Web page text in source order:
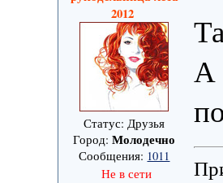
2012
Статус: Друзья
Город:Молодечно
Сообщения: 1011
Не в сети
А